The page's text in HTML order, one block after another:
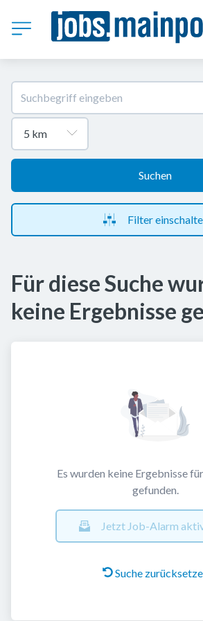
Suchen
Filter
Für diese Suche
keine Ergebnisse
Es wurden keine Ergebnisse
gefunden.
Jetzt Job-Alarm
Suche